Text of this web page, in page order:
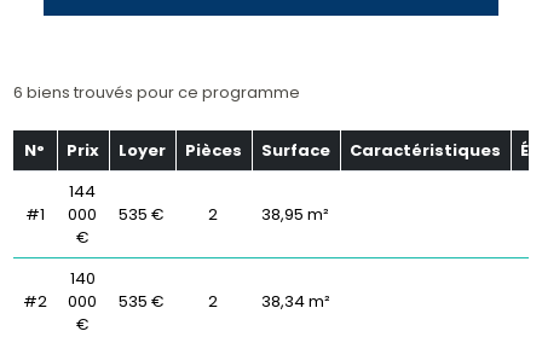
6 biens trouvés pour ce programme
N° Prix Loyer Pièces Surface Caractéristiques
#1
144
000
€
535 € 2 38,95 m²
#2
140
000
€
535 € 2 38,34 m²